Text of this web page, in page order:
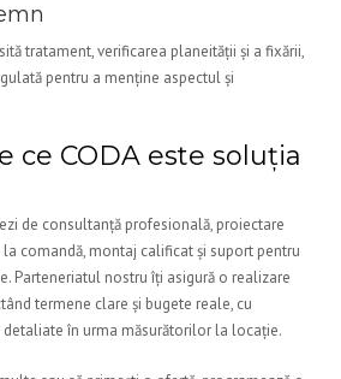
tratament, verificarea planeității și a fixării,
pentru a menține aspectul și
ce CODA este soluția
de consultanță profesională, proiectare
comandă, montaj calificat și suport pentru
Parteneriatul nostru îți asigură o realizare
termene clare și bugete reale, cu
în urma măsurătorilor la locație.